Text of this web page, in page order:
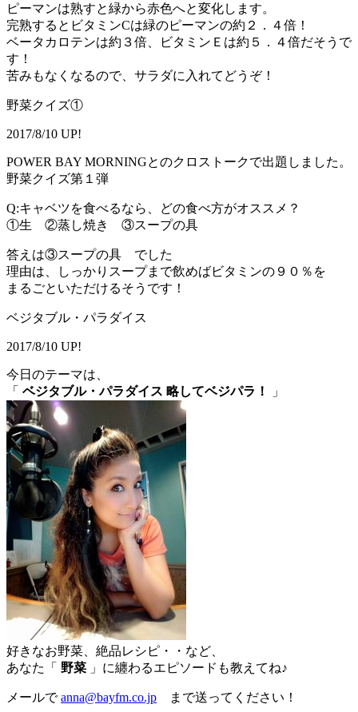
ピーマンは熟すと緑から赤色へと変化します。
完熟するとビタミンCは緑のピーマンの約２．４倍！
ベータカロテンは約３倍、ビタミンＥは約５．４倍だそうで
す！
苦みもなくなるので、サラダに入れてどうぞ！
野菜クイズ①
2017/8/10 UP!
POWER BAY MORNINGとのクロストークで出題しました。
野菜クイズ第１弾
Q:キャベツを食べるなら、どの食べ方がオススメ？
①生 ②蒸し焼き ③スープの具
答えは③スープの具 でした
理由は、しっかりスープまで飲めばビタミンの９０％を
まるごといただけるそうです！
ベジタブル・パラダイス
2017/8/10 UP!
今日のテーマは、
「 ベジタブル・パラダイス 略してベジパラ！ 」
好きなお野菜、絶品レシピ・・など、
あなた「 野菜 」に纏わるエピソードも教えてね♪
メールでanna@bayfm.co.jp まで送ってください！